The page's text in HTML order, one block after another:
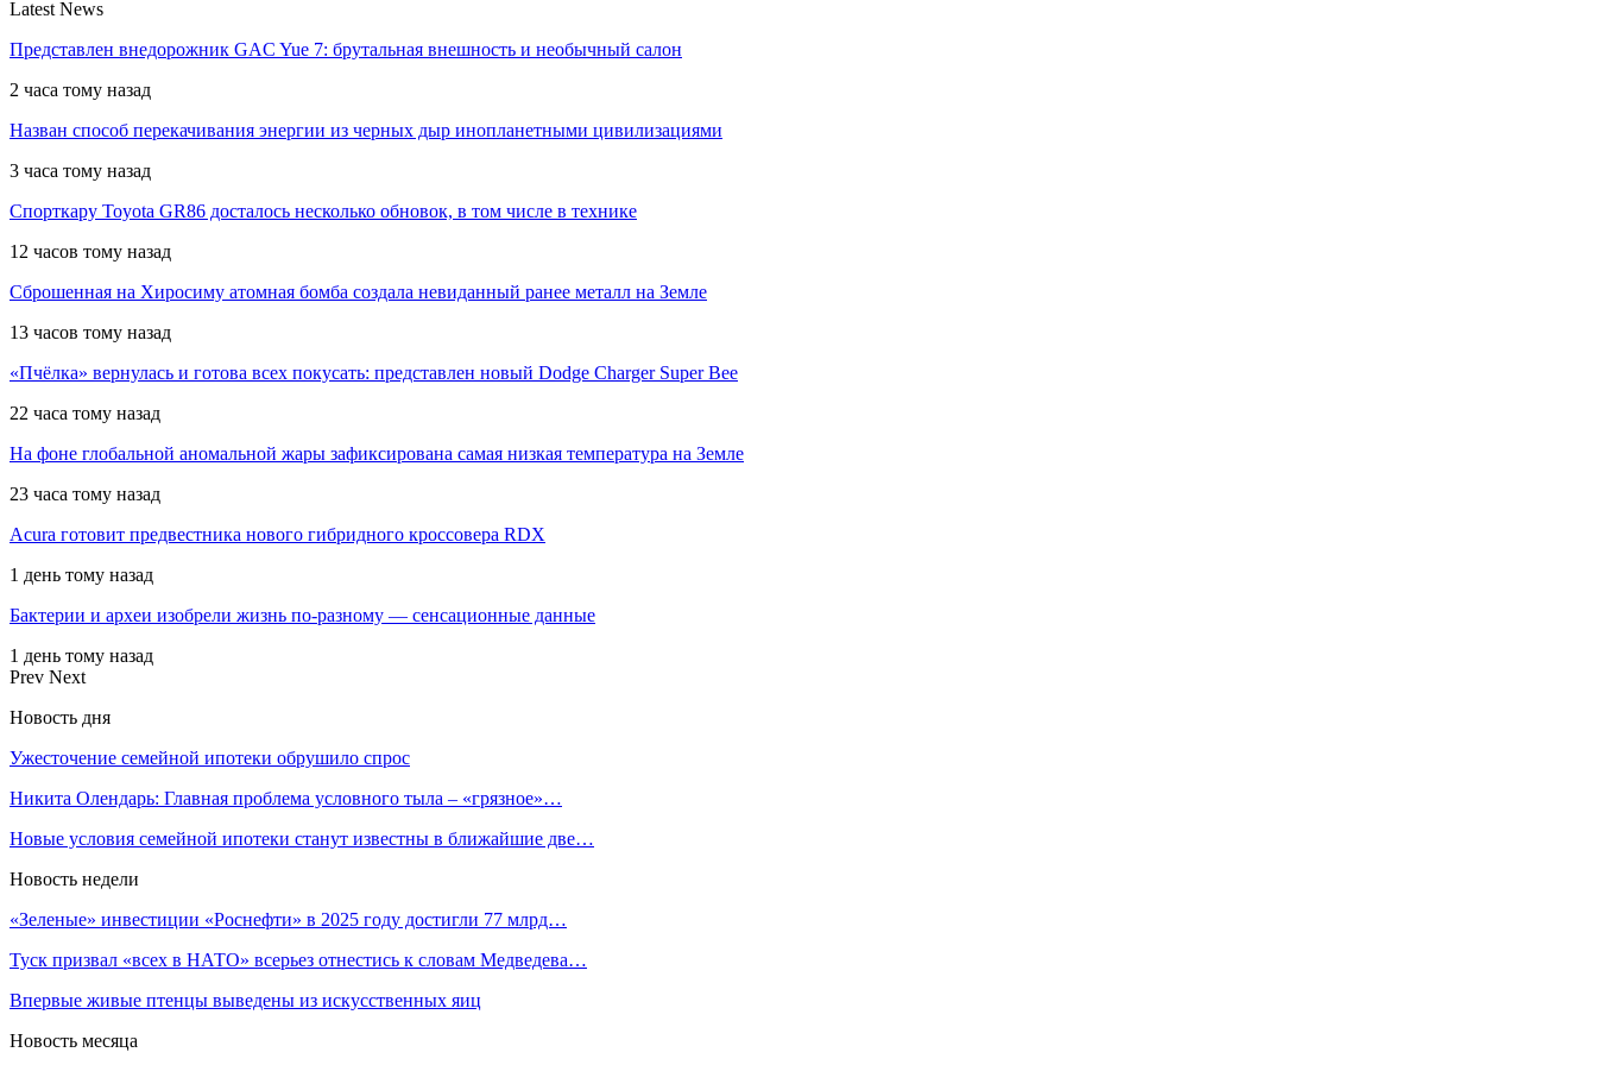
Latest News
Представлен внедорожник GAC Yue 7: брутальная внешность и необычный салон
2 часа тому назад
Назван способ перекачивания энергии из черных дыр инопланетными цивилизациями
3 часа тому назад
Спорткару Toyota GR86 досталось несколько обновок, в том числе в технике
12 часов тому назад
Сброшенная на Хиросиму атомная бомба создала невиданный ранее металл на Земле
13 часов тому назад
«Пчёлка» вернулась и готова всех покусать: представлен новый Dodge Charger Super Bee
22 часа тому назад
На фоне глобальной аномальной жары зафиксирована самая низкая температура на Земле
23 часа тому назад
Acura готовит предвестника нового гибридного кроссовера RDX
1 день тому назад
Бактерии и археи изобрели жизнь по-разному — сенсационные данные
1 день тому назад
Prev Next
Новость дня
Ужесточение семейной ипотеки обрушило спрос
Никита Олендарь: Главная проблема условного тыла – «грязное»…
Новые условия семейной ипотеки станут известны в ближайшие две…
Новость недели
«Зеленые» инвестиции «Роснефти» в 2025 году достигли 77 млрд…
Туск призвал «всех в НАТО» всерьез отнестись к словам Медведева…
Впервые живые птенцы выведены из искусственных яиц
Новость месяца